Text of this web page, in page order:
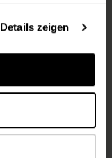
Details zeigen